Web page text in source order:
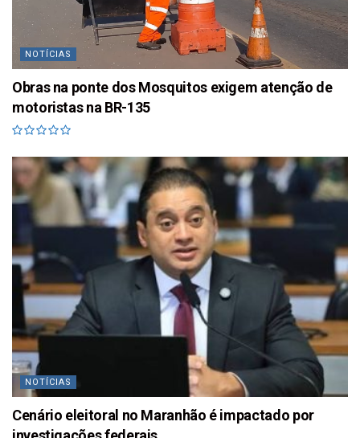
NOTÍCIAS
Obras na ponte dos Mosquitos exigem atenção de
motoristas na BR-135
NOTÍCIAS
Cenário eleitoral no Maranhão é impactado por